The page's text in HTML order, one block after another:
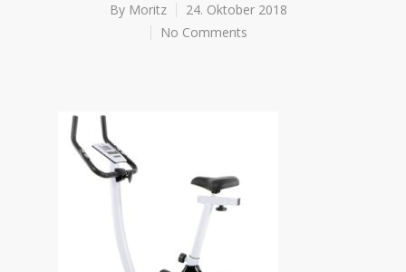
By Moritz
24. Oktober 2018
No Comments